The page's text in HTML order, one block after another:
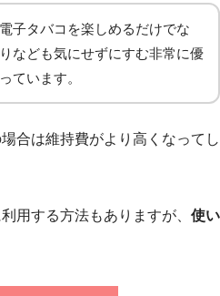
子タバコを楽しめるだけでな
なども気にせずにすむ非常に優
ています。
合は維持費がより高くなってし
用する方法もありますが、 使い